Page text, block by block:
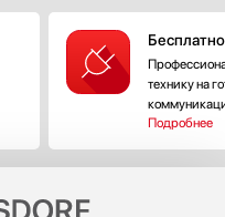
технику на
Подробнее